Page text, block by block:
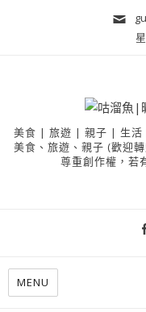
美食 | 旅遊 | 親子 | 生活
美食、旅遊、親子 (歡迎
尊重創作權，若
MENU